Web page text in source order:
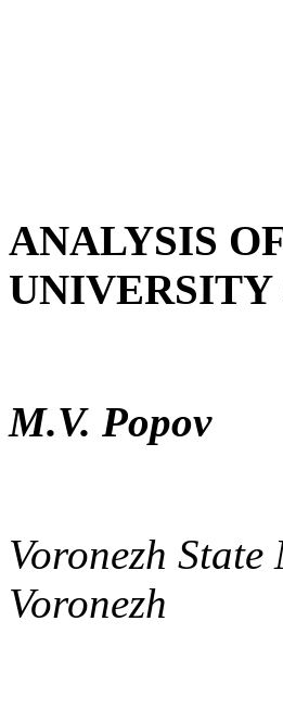
ANALYSIS
M.V. Popov
Voronezh
Voronezh